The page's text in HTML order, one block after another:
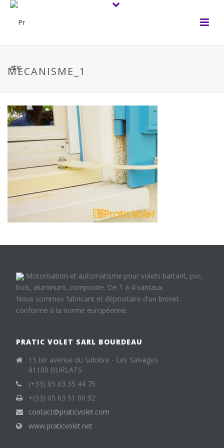
MECANISME_1
Motorisation et automatisme pour volets battant, pvc,
bois, aluminum, composite. De 1 à 4 vantaux.
Nous sommes fabricant et dépositaire d'un brevet
conforme à la norme européenne.
PRATIC VOLET SARL BOURDEAU
15 ter avenue du Sidobre - Les Salvages
81100 BURLATS
(+33) 05 63 35 44 75
+(33) 05 63 51 00 92
contact@praticvolet.com
www.praticvolet.net